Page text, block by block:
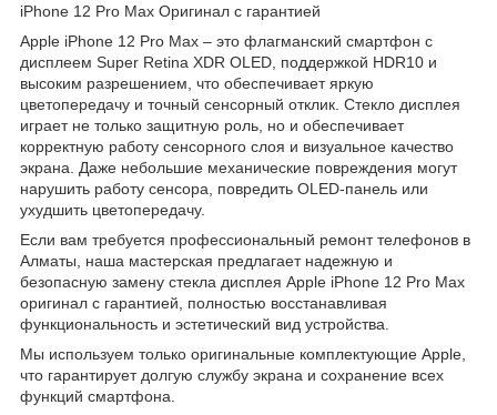
iPhone 12 Pro Max Оригинал с гарантией
Apple iPhone 12 Pro Max – это флагманский смартфон с
дисплеем Super Retina XDR OLED, поддержкой HDR10 и
высоким разрешением, что обеспечивает яркую
цветопередачу и точный сенсорный отклик. Стекло дисплея
играет не только защитную роль, но и обеспечивает
корректную работу сенсорного слоя и визуальное качество
экрана. Даже небольшие механические повреждения могут
нарушить работу сенсора, повредить OLED-панель или
ухудшить цветопередачу.
Если вам требуется профессиональный ремонт телефонов в
Алматы, наша мастерская предлагает надежную и
безопасную замену стекла дисплея Apple iPhone 12 Pro Max
оригинал с гарантией, полностью восстанавливая
функциональность и эстетический вид устройства.
Мы используем только оригинальные комплектующие Apple,
что гарантирует долгую службу экрана и сохранение всех
функций смартфона.